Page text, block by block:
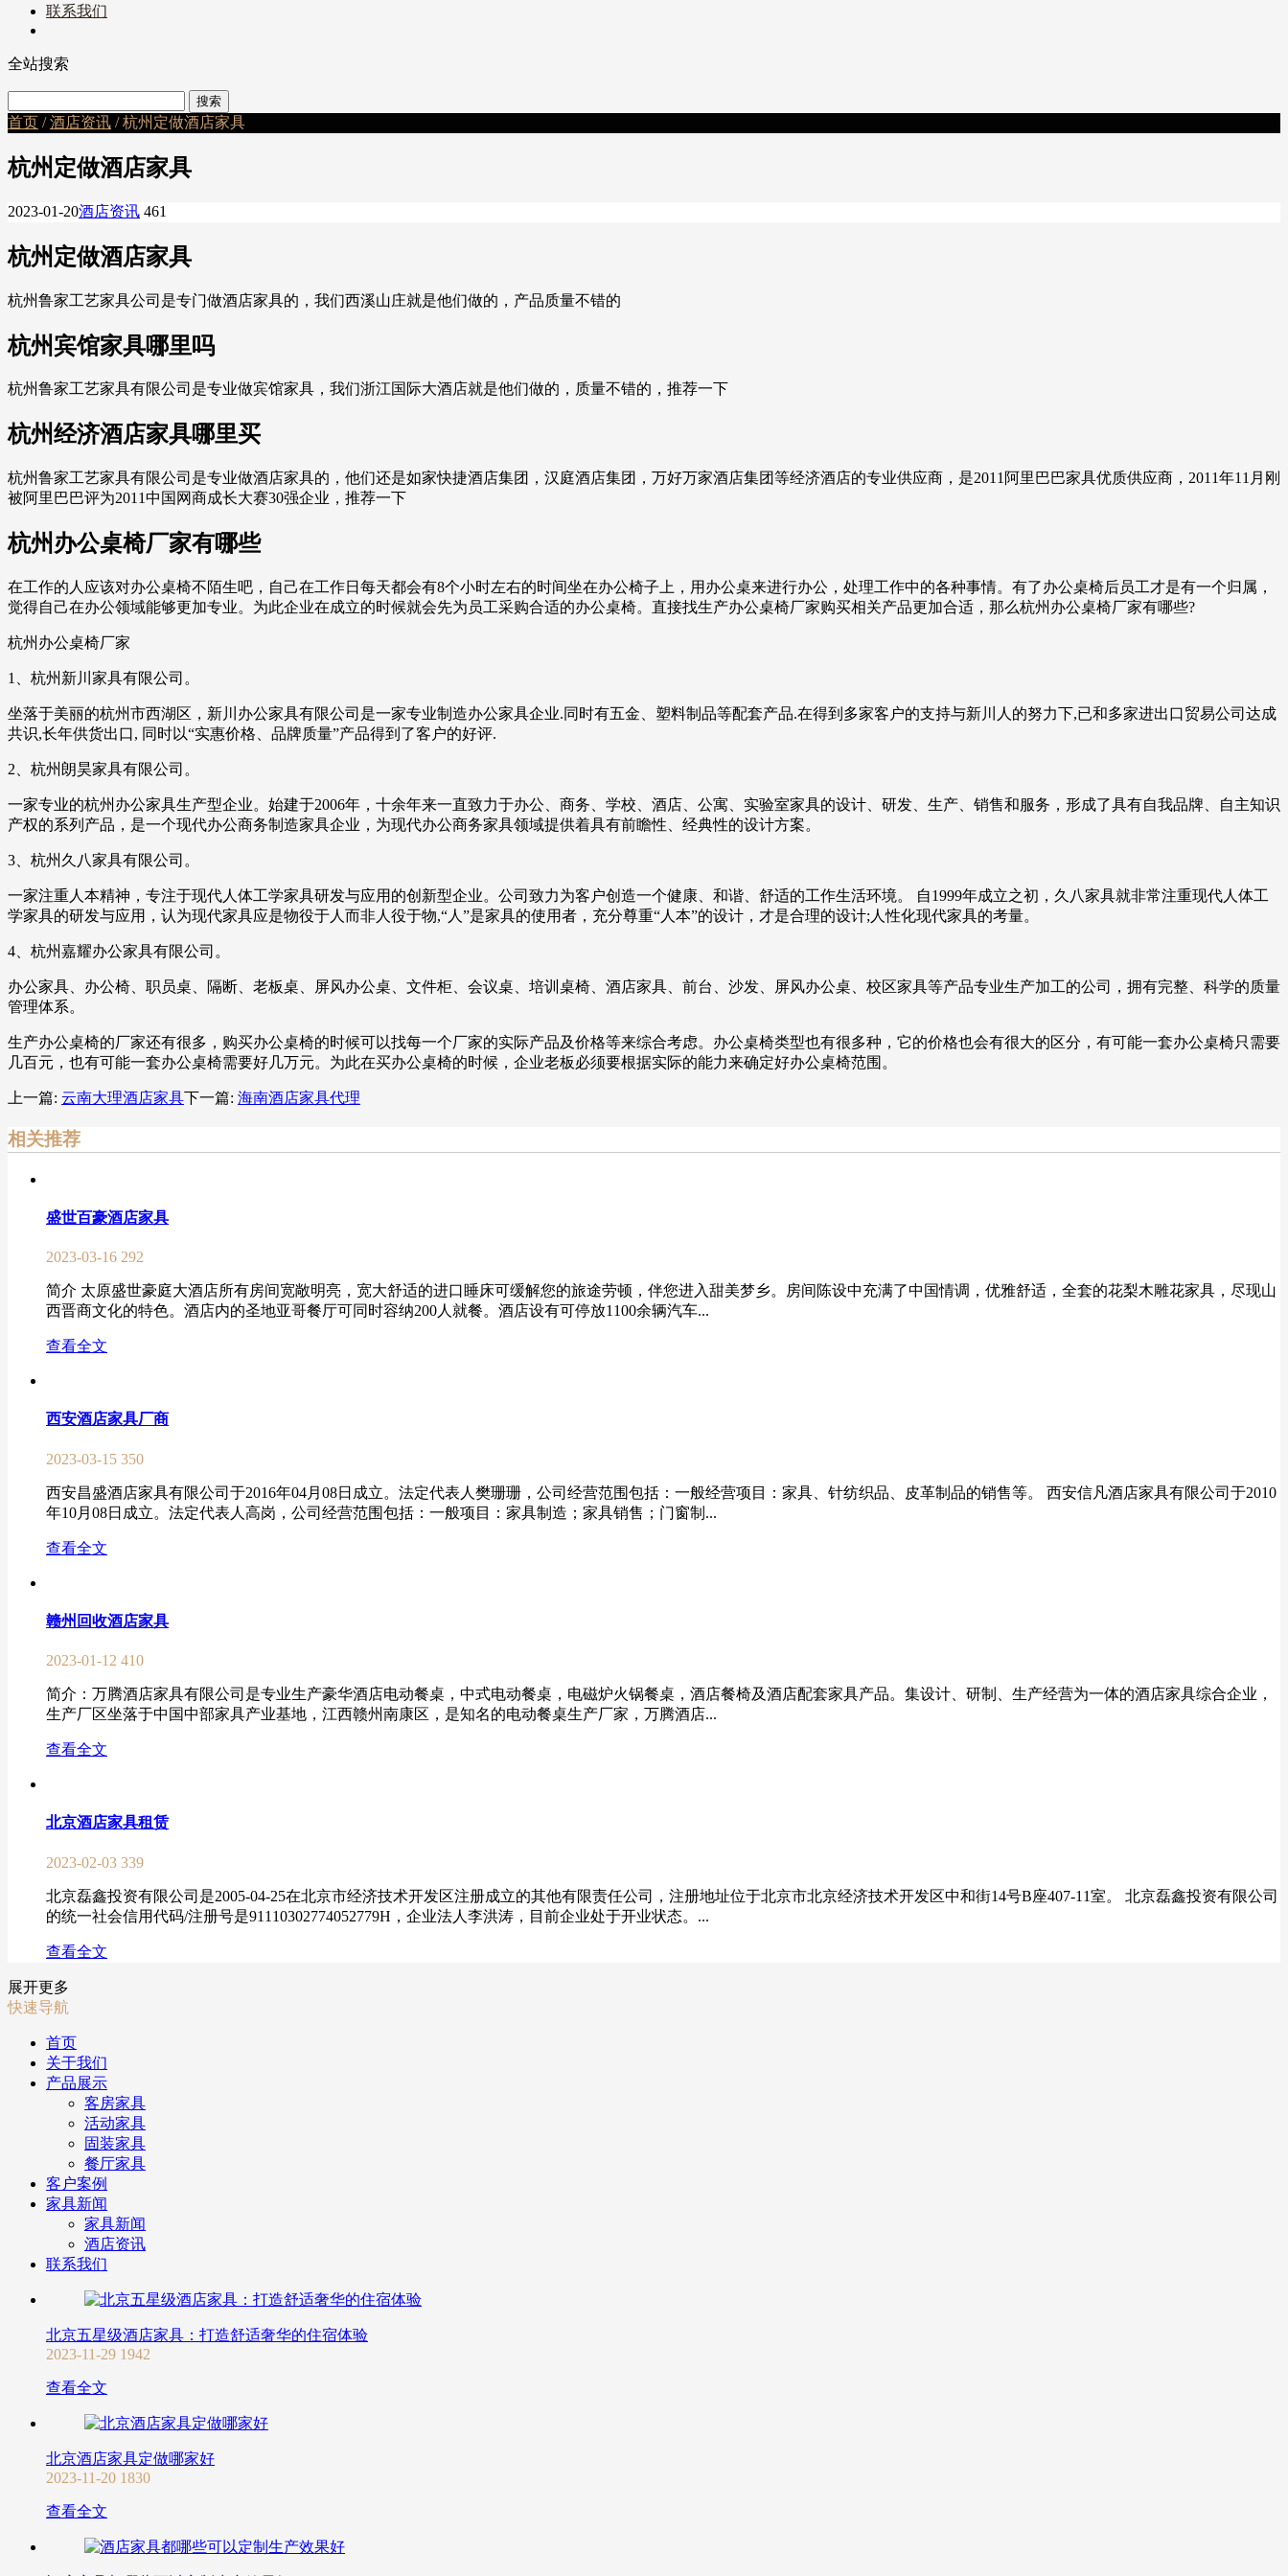
联系我们
全站搜索
首页 /酒店资讯 / 杭州定做酒店家具
杭州定做酒店家具
2023-01-20酒店资讯 461
杭州定做酒店家具
杭州鲁家工艺家具公司是专门做酒店家具的，我们西溪山庄就是他们做的，产品质量不错的
杭州宾馆家具哪里吗
杭州鲁家工艺家具有限公司是专业做宾馆家具，我们浙江国际大酒店就是他们做的，质量不错的，推荐一下
杭州经济酒店家具哪里买
杭州鲁家工艺家具有限公司是专业做酒店家具的，他们还是如家快捷酒店集团，汉庭酒店集团，万好万家酒店集团等经济酒店的专业供应商，是2011阿里巴巴家具优质供应商，2011年11月刚
被阿里巴巴评为2011中国网商成长大赛30强企业，推荐一下
杭州办公桌椅厂家有哪些
在工作的人应该对办公桌椅不陌生吧，自己在工作日每天都会有8个小时左右的时间坐在办公椅子上，用办公桌来进行办公，处理工作中的各种事情。有了办公桌椅后员工才是有一个归属，
觉得自己在办公领域能够更加专业。为此企业在成立的时候就会先为员工采购合适的办公桌椅。直接找生产办公桌椅厂家购买相关产品更加合适，那么杭州办公桌椅厂家有哪些?
杭州办公桌椅厂家
1、杭州新川家具有限公司。
坐落于美丽的杭州市西湖区，新川办公家具有限公司是一家专业制造办公家具企业.同时有五金、塑料制品等配套产品.在得到多家客户的支持与新川人的努力下,已和多家进出口贸易公司达成
共识,长年供货出口, 同时以“实惠价格、品牌质量”产品得到了客户的好评.
2、杭州朗昊家具有限公司。
一家专业的杭州办公家具生产型企业。始建于2006年，十余年来一直致力于办公、商务、学校、酒店、公寓、实验室家具的设计、研发、生产、销售和服务，形成了具有自我品牌、自主知识
产权的系列产品，是一个现代办公商务制造家具企业，为现代办公商务家具领域提供着具有前瞻性、经典性的设计方案。
3、杭州久八家具有限公司。
一家注重人本精神，专注于现代人体工学家具研发与应用的创新型企业。公司致力为客户创造一个健康、和谐、舒适的工作生活环境。 自1999年成立之初，久八家具就非常注重现代人体工
学家具的研发与应用，认为现代家具应是物役于人而非人役于物,“人”是家具的使用者，充分尊重“人本”的设计，才是合理的设计;人性化现代家具的考量。
4、杭州嘉耀办公家具有限公司。
办公家具、办公椅、职员桌、隔断、老板桌、屏风办公桌、文件柜、会议桌、培训桌椅、酒店家具、前台、沙发、屏风办公桌、校区家具等产品专业生产加工的公司，拥有完整、科学的质量
管理体系。
生产办公桌椅的厂家还有很多，购买办公桌椅的时候可以找每一个厂家的实际产品及价格等来综合考虑。办公桌椅类型也有很多种，它的价格也会有很大的区分，有可能一套办公桌椅只需要
几百元，也有可能一套办公桌椅需要好几万元。为此在买办公桌椅的时候，企业老板必须要根据实际的能力来确定好办公桌椅范围。
上一篇: 云南大理酒店家具下一篇: 海南酒店家具代理
相关推荐
盛世百豪酒店家具
2023-03-16 292
简介 太原盛世豪庭大酒店所有房间宽敞明亮，宽大舒适的进口睡床可缓解您的旅途劳顿，伴您进入甜美梦乡。房间陈设中充满了中国情调，优雅舒适，全套的花梨木雕花家具，尽现山
西晋商文化的特色。酒店内的圣地亚哥餐厅可同时容纳200人就餐。酒店设有可停放1100余辆汽车...
查看全文
西安酒店家具厂商
2023-03-15 350
西安昌盛酒店家具有限公司于2016年04月08日成立。法定代表人樊珊珊，公司经营范围包括：一般经营项目：家具、针纺织品、皮革制品的销售等。 西安信凡酒店家具有限公司于2010
年10月08日成立。法定代表人高岗，公司经营范围包括：一般项目：家具制造；家具销售；门窗制...
查看全文
赣州回收酒店家具
2023-01-12 410
简介：万腾酒店家具有限公司是专业生产豪华酒店电动餐桌，中式电动餐桌，电磁炉火锅餐桌，酒店餐椅及酒店配套家具产品。集设计、研制、生产经营为一体的酒店家具综合企业，
生产厂区坐落于中国中部家具产业基地，江西赣州南康区，是知名的电动餐桌生产厂家，万腾酒店...
查看全文
北京酒店家具租赁
2023-02-03 339
北京磊鑫投资有限公司是2005-04-25在北京市经济技术开发区注册成立的其他有限责任公司，注册地址位于北京市北京经济技术开发区中和街14号B座407-11室。 北京磊鑫投资有限公司
的统一社会信用代码/注册号是91110302774052779H，企业法人李洪涛，目前企业处于开业状态。...
查看全文
展开更多
快速导航
首页
关于我们
产品展示
客房家具
活动家具
固装家具
餐厅家具
客户案例
家具新闻
家具新闻
酒店资讯
联系我们
北京五星级酒店家具：打造舒适奢华的住宿体验
2023-11-29 1942
查看全文
北京酒店家具定做哪家好
2023-11-20 1830
查看全文